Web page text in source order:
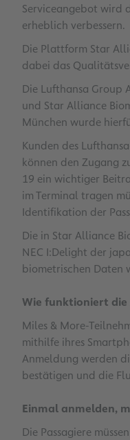
Serviceangebot wird
erheblich verbessern.
Die Plattform Star
dabei das
Die Lufthansa Group
und Star Alliance
München wurde
Kunden des
können den Zugang
19 ein wichtiger
im Terminal tragen
Identifikation der
Die in Star Alliance
NEC I:Delight der
biometrischen Daten
Wie funktioniert die
Miles & More-
mithilfe ihres
Anmeldung werden
bestätigen und die
Einmal anmelden,
Die Passagiere